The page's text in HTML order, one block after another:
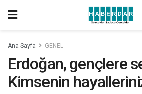
Ana Sayfa GENEL
Erdoğan, gençlere
Kimsenin